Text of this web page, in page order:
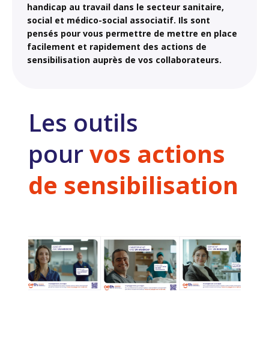
handicap au travail dans le secteur sanitaire,
social et médico-social associatif. Ils sont
pensés pour vous permettre de mettre en place
facilement et rapidement des actions de
sensibilisation auprès de vos collaborateurs.
Les outils
pourvos actions
de sensibilisation